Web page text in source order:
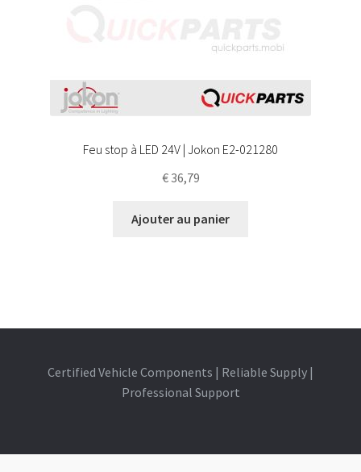
Feu stop à LED 24V | Jokon E2-021280
€36,79
Ajouter au panier
Certified Vehicle Components | Reliable Supply |
Professional Support